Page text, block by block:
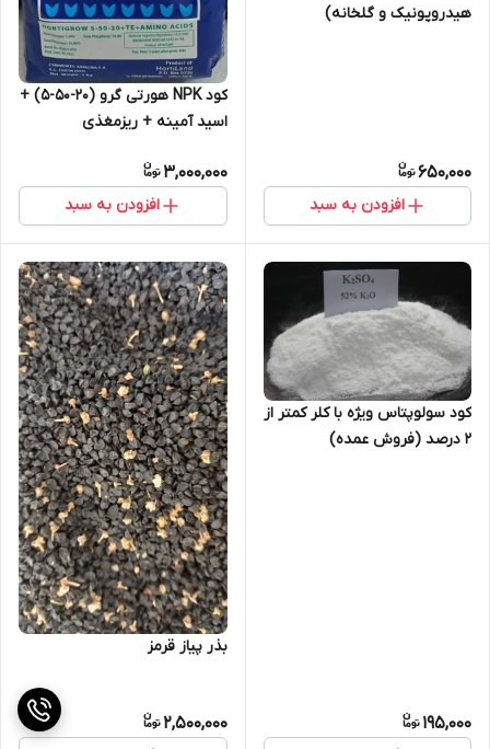
هیدروپونیک و گلخانه)
650,000
افزودن به سبد
کود NPK هورتی گرو (20-50-5) +
اسید آمینه + ریزمغذی
3,000,000
افزودن به سبد
کود سولوپتاس ویژه با کلر کمتر از
2 درصد (فروش عمده)
195,000
بذر پیاز قرمز
2,500,000